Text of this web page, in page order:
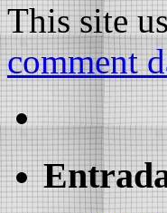
This site
comment